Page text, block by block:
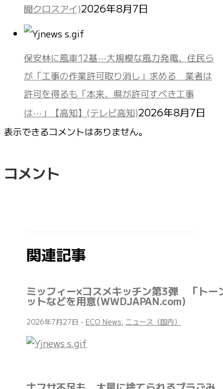
聞クロスアイ)2026年8月7日
保安林に風車12基⋯大規模な風力発電、住民ら
が「工事の作業許可取り消し」求める 業者は
許可を得るも「本来、県が許可すべき工事
は⋯」【高知】(テレビ高知)2026年8月7日
表示できるコメントはありません。
コメント
関連記事
ミッフィー×コスメキッチン第3弾 「トー
ットなどを用意(WWDJAPAN.com)
2026年7月27日 - ECO News, ニュース（国内）